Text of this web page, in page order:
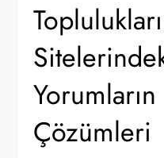
Çözümleri